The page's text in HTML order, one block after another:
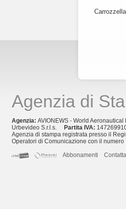
Agenzia di
Agenzia: AVIONEWS - World
Urbevideo S.r.l.s.
Partita IVA:
Agenzia di stampa registrata presso il
Operatori di Comunicazione con il numero
Abbonamenti